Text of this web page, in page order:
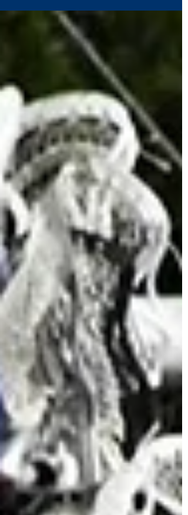
す 僕は昨年の1年の夏に怪我をして1年間ラクロ
スをしておらず実際学年リーダーを担う上で実力